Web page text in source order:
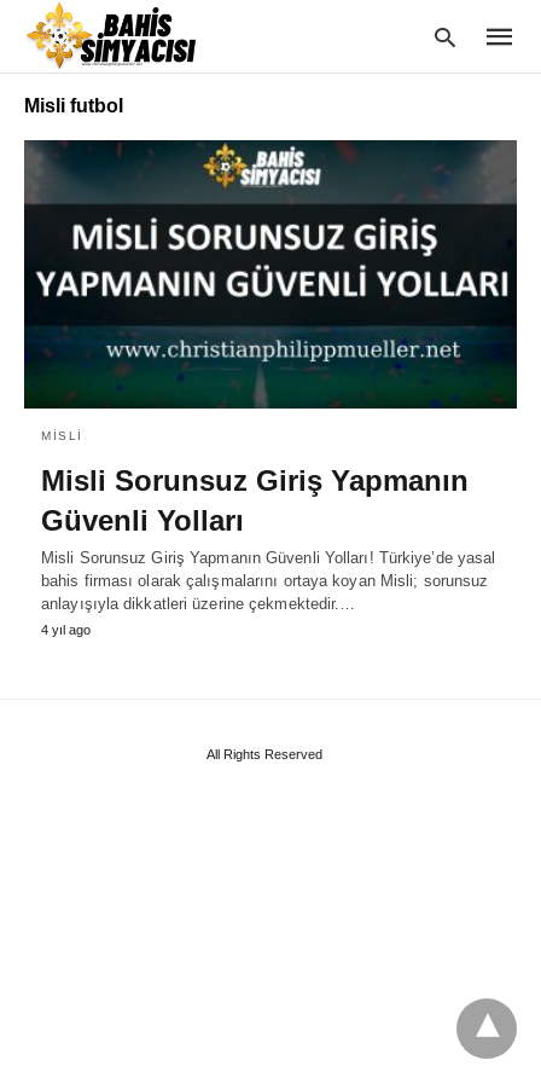
your
and
hit
Misli futbol
MISLI
Misli Sorunsuz Giriş Yapmanın
Güvenli Yolları
Misli Sorunsuz Giriş Yapmanın Güvenli Yolları! Türkiye’de yasal
bahis firması olarak çalışmalarını ortaya koyan Misli; sorunsuz
anlayışıyla dikkatleri üzerine çekmektedir.…
4 yıl ago
All Rights Reserved